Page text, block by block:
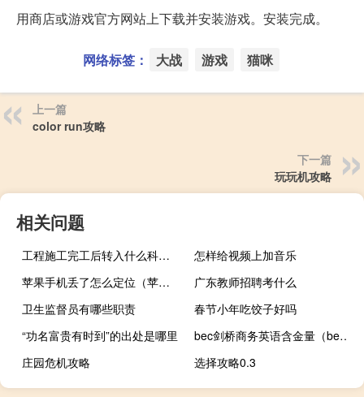
用商店或游戏官方网站上下载并安装游戏。安装完成。
网络标签： 大战 游戏 猫咪
上一篇
color run攻略
下一篇
玩玩机攻略
相关问题
工程施工完工后转入什么科目（在建工程完工后转入什么科目）
怎样给视频上加音乐
苹果手机丢了怎么定位（苹果手机丢了怎么定位找回）
广东教师招聘考什么
卫生监督员有哪些职责
春节小年吃饺子好吗
“功名富贵有时到”的出处是哪里
bec剑桥商务英语含金量（bec剑桥商务英语）
庄园危机攻略
选择攻略0.3